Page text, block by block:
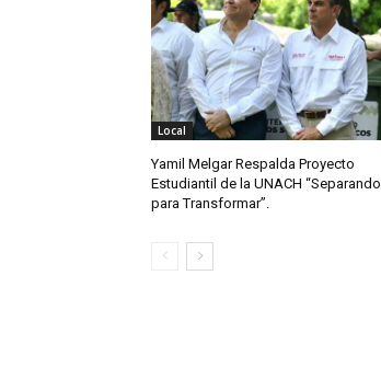
Local
Yamil Melgar Respalda Proyecto
Estudiantil de la UNACH “Separando
para Transformar”.